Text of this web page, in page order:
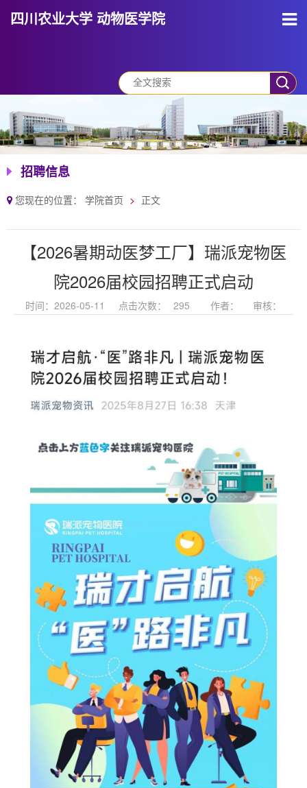
四川农业大学 动物医学院
招聘信息
您现在的位置： 学院首页 正文
【2026暑期动医梦工厂】瑞派宠物医
院2026届校园招聘正式启动
时间：2026-05-11 点击次数： 295 作者： 审核：